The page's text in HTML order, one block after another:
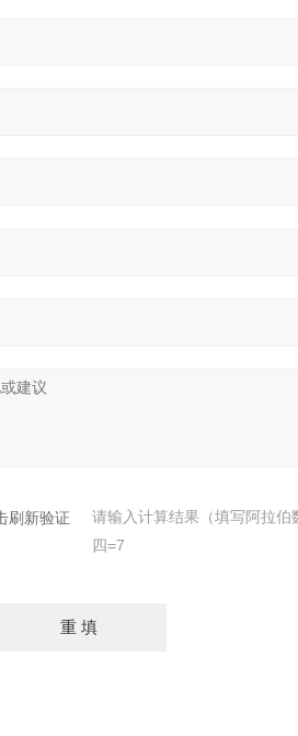
请输入计算结果（填写阿拉伯
四=7